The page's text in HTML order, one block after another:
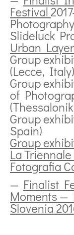
Festival
Slideluck
Urban
Group
(Lecce, Italy)
Group
of
Group
Spain)
Group
La
Fotografia
— Finalist
Moments —
Slovenia